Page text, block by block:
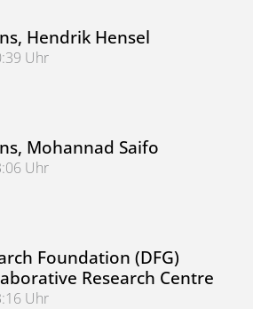
Hendrik Hensel
Uhr
Hensel
Mohannad Saifo
Uhr
Saifo
Foundation (DFG)
Research Centre
Uhr